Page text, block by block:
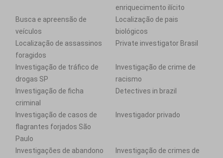
enriquecimento ilícito
Busca e apreensão de
veículos
Localização de pais
biológicos
Localização de assassinos
foragidos
Private investigator Brasil
Investigação de tráfico de
drogas SP
Investigação de crime de
racismo
Investigação de ficha
criminal
Detectives in brazil
Investigação de casos de
flagrantes forjados São
Paulo
Investigador privado
Investigações de abandono
Investigação de crimes de